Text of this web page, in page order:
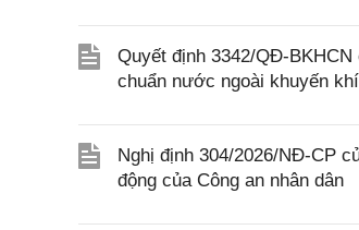
Quyết định 3342/QĐ-
chuẩn nước ngoài khuyến
Nghị định 304/2026/NĐ-CP
động của Công an nhân dân